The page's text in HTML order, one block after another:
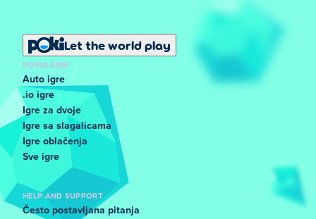
Let the world play
POPULARNI
Auto igre
.io igre
Igre za dvoje
Igre sa slagalicama
Igre oblačenja
Sve igre
HELP AND SUPPORT
Često postavljana pitanja